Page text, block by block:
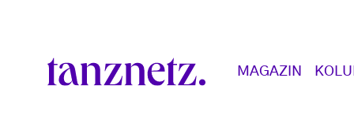
Main navigation
MAGAZIN